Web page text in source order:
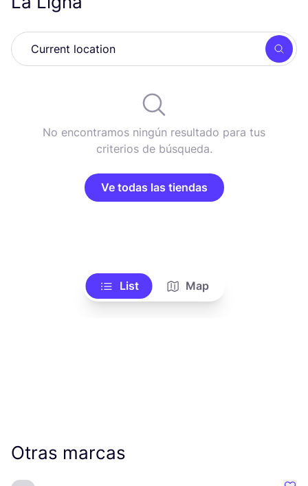
No encontramos ningún resultado para tus
criterios de búsqueda.
Ve todas las tiendas
List Map
Otras marcas